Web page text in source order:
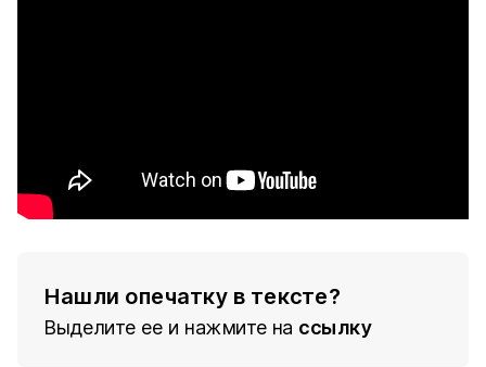
Нашли опечатку в тексте?
Выделите ее и нажмите на ссылку